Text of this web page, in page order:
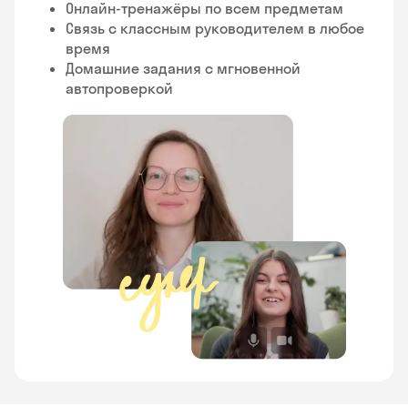
Онлайн-тренажёры по всем предметам
Связь с классным руководителем в любое
время
Домашние задания с мгновенной
автопроверкой